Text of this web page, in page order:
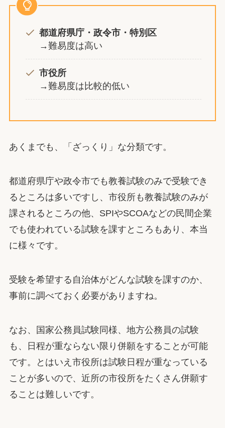
都道府県庁・政令市・特別区
→難易度は高い
市役所
→難易度は比較的低い
あくまでも、「ざっくり」な分類です。
都道府県庁や政令市でも教養試験のみで受験でき
るところは多いですし、市役所も教養試験のみが
課されるところの他、SPIやSCOAなどの民間企業
でも使われている試験を課すところもあり、本当
に様々です。
受験を希望する自治体がどんな試験を課すのか、
事前に調べておく必要がありますね。
なお、国家公務員試験同様、地方公務員の試験
も、日程が重ならない限り併願をすることが可能
です。とはいえ市役所は試験日程が重なっている
ことが多いので、近所の市役所をたくさん併願す
ることは難しいです。